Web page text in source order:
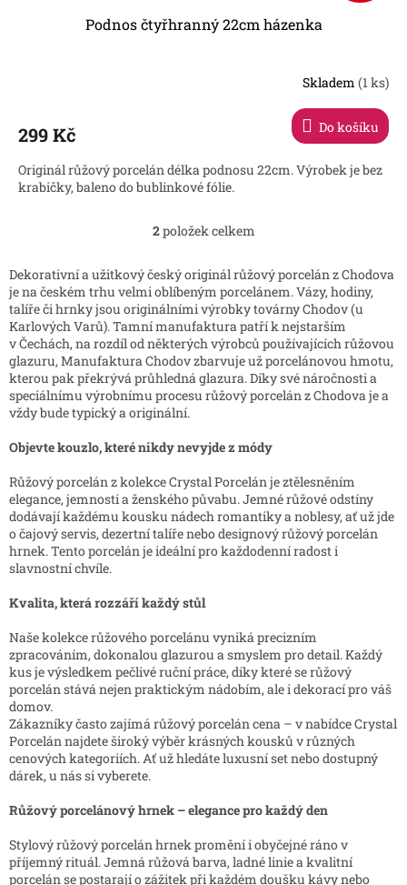
Podnos čtyřhranný 22cm házenka
je
z
5
Skladem(1 ks)
299 Kč Do košíku
Originál růžový porcelán délka podnosu 22cm. Výrobek je bez
krabičky, baleno do bublinkové fólie.
O
l
á
d
a
c
í
p
r
y
v
ý
p
i
s
u
2položek celkem
Dekorativní a užitkový český originál růžový porcelán z Chodova
je na českém trhu velmi oblíbeným porcelánem. Vázy, hodiny,
talíře či hrnky jsou originálními výrobky továrny Chodov (u
Karlových Varů). Tamní manufaktura patří k nejstarším
v Čechách, na rozdíl od některých výrobců používajících růžovou
glazuru, Manufaktura Chodov zbarvuje už porcelánovou hmotu,
kterou pak překrývá průhledná glazura. Díky své náročnosti a
speciálnímu výrobnímu procesu růžový porcelán z Chodova je a
vždy bude typický a originální.
Objevte kouzlo, které nikdy nevyjde z módy
Růžový porcelán z kolekce Crystal Porcelán je ztělesněním
elegance, jemnosti a ženského půvabu. Jemné růžové odstíny
dodávají každému kousku nádech romantiky a noblesy, ať už jde
o čajový servis, dezertní talíře nebo designový růžový porcelán
hrnek. Tento porcelán je ideální pro každodenní radost i
slavnostní chvíle.
Kvalita, která rozzáří každý stůl
Naše kolekce růžového porcelánu vyniká precizním
zpracováním, dokonalou glazurou a smyslem pro detail. Každý
kus je výsledkem pečlivé ruční práce, díky které se růžový
porcelán stává nejen praktickým nádobím, ale i dekorací pro váš
domov.
Zákazníky často zajímá růžový porcelán cena – v nabídce Crystal
Porcelán najdete široký výběr krásných kousků v různých
cenových kategoriích. Ať už hledáte luxusní set nebo dostupný
dárek, u nás si vyberete.
Růžový porcelánový hrnek – elegance pro každý den
Stylový růžový porcelán hrnek promění i obyčejné ráno v
příjemný rituál. Jemná růžová barva, ladné linie a kvalitní
porcelán se postarají o zážitek při každém doušku kávy nebo